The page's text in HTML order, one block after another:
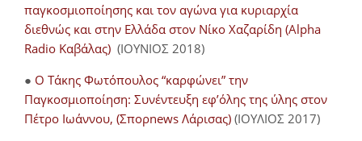
παγκοσμιοποίησης και τον αγώνα για κυριαρχία
διεθνώς και στην Ελλάδα στον Νίκο Χαζαρίδη (Alpha
Radio Καβάλας) (ΙΟΥΝΙΟΣ 2018)
● Ο Τάκης Φωτόπουλος “καρφώνει” την
Παγκοσμιοποίηση: Συνέντευξη εφ’όλης της ύλης στον
Πέτρο Ιωάννου, (Σπορnews Λάρισας) (ΙΟΥΛΙΟΣ 2017)